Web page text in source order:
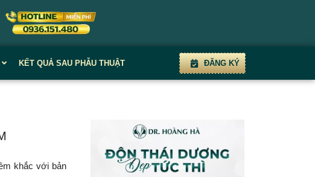
KẾT QUẢ SAU PHẪU THUẬT ĐĂNG KÝ
khắc với bản